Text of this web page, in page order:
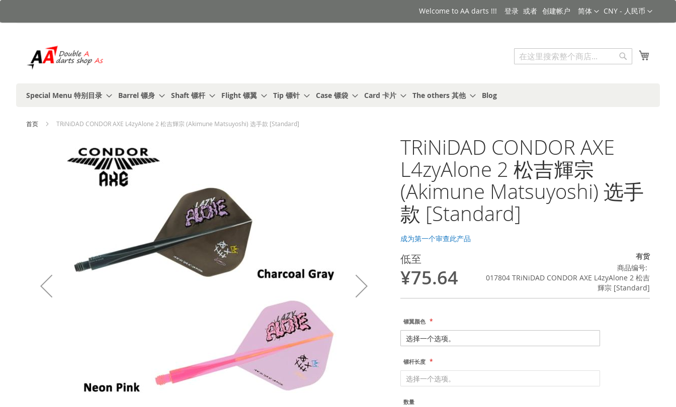
到
货币
CNY - 人民币
语言
简体
Welcome to AA darts !!! 登录 创建帐户
搜索
Special Menu 特别目录
Barrel 镖身 Shaft 镖杆 Flight 镖翼 Tip 镖针 Case 镖袋 Card 卡片 The others 其他 Blog
首页 TRiNiDAD CONDOR AXE L4zyAlone 2 松吉輝宗 (Akimune Matsuyoshi) 选手款 [Standard]
TRiNiDAD CONDOR AXE
L4zyAlone 2 松吉輝宗
(Akimune Matsuyoshi) 选手
款 [Standard]
成为第一个审查此产品
低至
¥75.64
有货
商品编号
017804 TRiNiDAD CONDOR AXE L4zyAlone 2 松吉
輝宗 [Standard]
镖翼颜色
镖杆长度
数量